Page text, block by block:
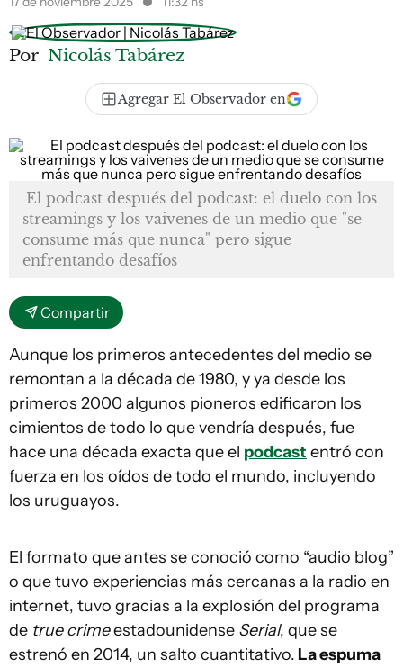
Por Nicolás Tabárez
Agregar El Observador en
El podcast después del podcast: el duelo con los
streamings y los vaivenes de un medio que "se
consume más que nunca" pero sigue
enfrentando desafíos
Compartir
Aunque los primeros antecedentes del medio se
remontan a la década de 1980, y ya desde los
primeros 2000 algunos pioneros edificaron los
cimientos de todo lo que vendría después, fue
hace una década exacta que el podcast entró con
fuerza en los oídos de todo el mundo, incluyendo
los uruguayos.
El formato que antes se conoció como “audio blog”
o que tuvo experiencias más cercanas a la radio en
internet, tuvo gracias a la explosión del programa
de true crimeestadounidense Serial, que se
estrenó en 2014, un salto cuantitativo. La espuma